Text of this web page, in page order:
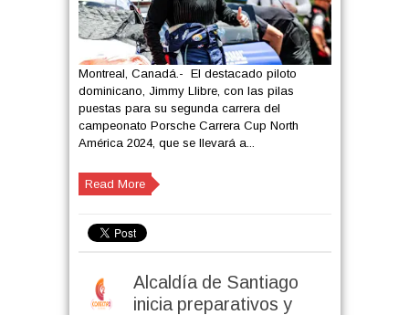
Montreal, Canadá.- El destacado piloto
dominicano, Jimmy Llibre, con las pilas
puestas para su segunda carrera del
campeonato Porsche Carrera Cup North
América 2024, que se llevará a...
Read More
Alcaldía de Santiago
inicia preparativos y